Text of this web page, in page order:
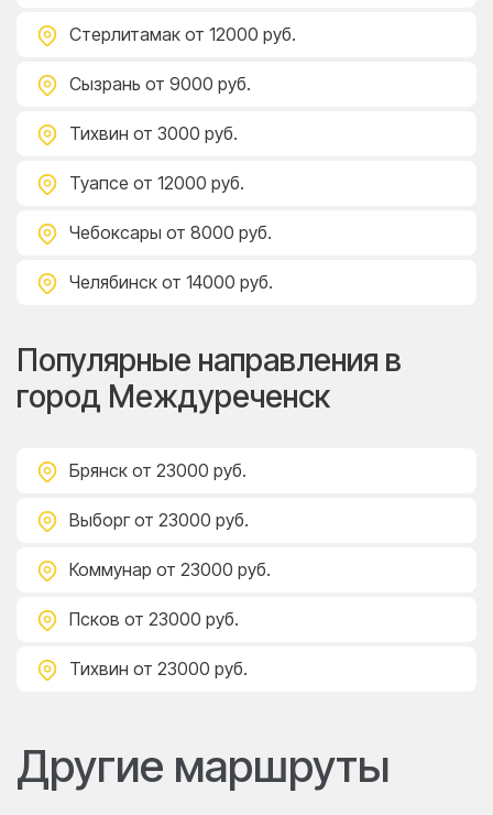
Стерлитамак от 12000 руб.
Сызрань от 9000 руб.
Тихвин от 3000 руб.
Туапсе от 12000 руб.
Чебоксары от 8000 руб.
Челябинск от 14000 руб.
Популярные направления в
город Междуреченск
Брянск от 23000 руб.
Выборг от 23000 руб.
Коммунар от 23000 руб.
Псков от 23000 руб.
Тихвин от 23000 руб.
Другие маршруты